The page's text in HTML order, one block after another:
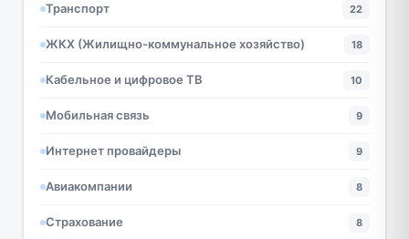
Транспорт 22
ЖКХ (Жилищно-коммунальное хозяйство) 18
Кабельное и цифровое ТВ 10
Мобильная связь 9
Интернет провайдеры 9
Авиакомпании 8
Страхование 8